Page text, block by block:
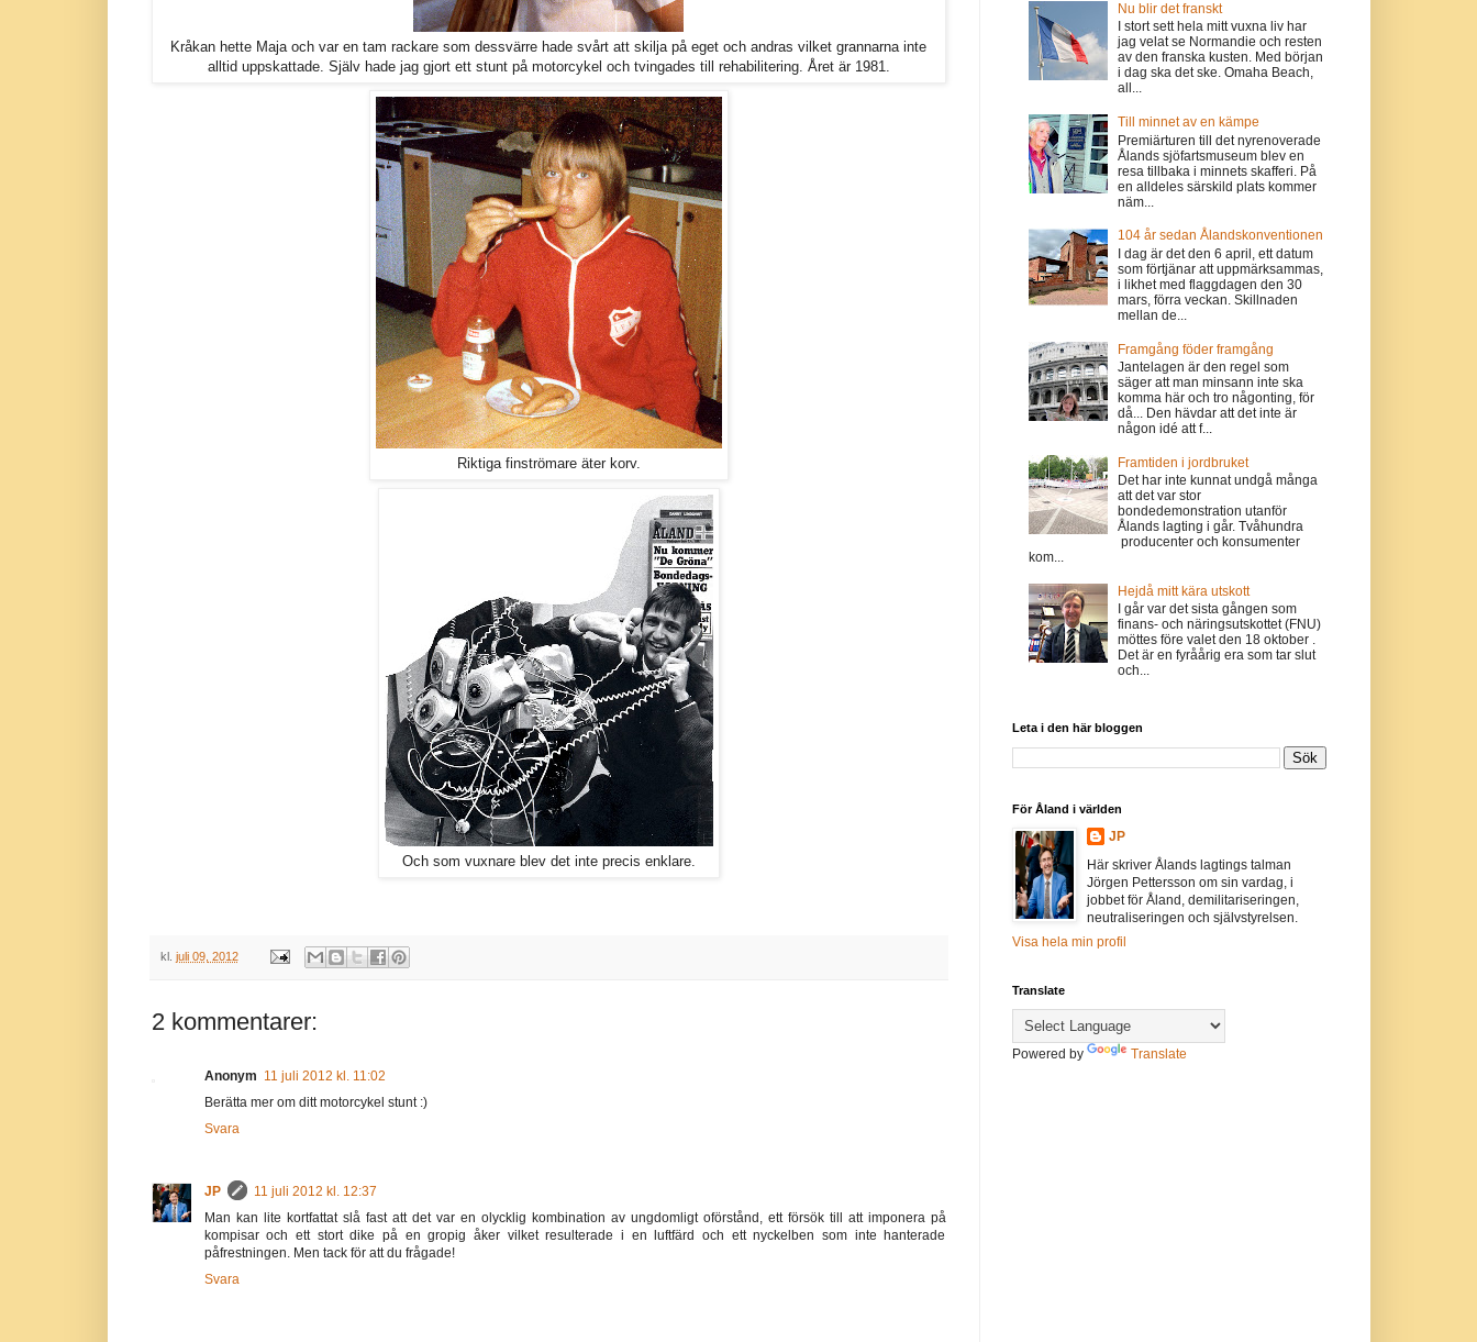
Kråkan hette Maja och var en tam rackare som dessvärre hade svårt att skilja på eget och andras vilket grannarna inte
alltid uppskattade. Själv hade jag gjort ett stunt på motorcykel och tvingades till rehabilitering. Året är 1981.
Riktiga finströmare äter korv.
Och som vuxnare blev det inte precis enklare.
kl. juli 09, 2012
2 kommentarer:
Anonym 11 juli 2012 kl. 11:02
Berätta mer om ditt motorcykel stunt :)
Svara
JP
11 juli 2012 kl. 12:37
Man kan lite kortfattat slå fast att det var en olycklig kombination av ungdomligt oförstånd, ett försök till att imponera på
kompisar och ett stort dike på en gropig åker vilket resulterade i en luftfärd och ett nyckelben som inte hanterade
påfrestningen. Men tack för att du frågade!
Svara
Nu blir det franskt
I stort sett hela mitt vuxna liv har
jag velat se Normandie och resten
av den franska kusten. Med början
i dag ska det ske. Omaha Beach,
all...
Till minnet av en kämpe
Premiärturen till det nyrenoverade
Ålands sjöfartsmuseum blev en
resa tillbaka i minnets skafferi. På
en alldeles särskild plats kommer
näm...
104 år sedan Ålandskonventionen
I dag är det den 6 april, ett datum
som förtjänar att uppmärksammas,
i likhet med flaggdagen den 30
mars, förra veckan. Skillnaden
mellan de...
Framgång föder framgång
Jantelagen är den regel som
säger att man minsann inte ska
komma här och tro någonting, för
då... Den hävdar att det inte är
någon idé att f...
Framtiden i jordbruket
Det har inte kunnat undgå många
att det var stor
bondedemonstration utanför
Ålands lagting i går. Tvåhundra
producenter och konsumenter
kom...
Hejdå mitt kära utskott
I går var det sista gången som
finans- och näringsutskottet (FNU)
möttes före valet den 18 oktober .
Det är en fyråårig era som tar slut
och...
Leta i den här bloggen
För Åland i världen
JP
Här skriver Ålands lagtings talman
Jörgen Pettersson om sin vardag, i
jobbet för Åland, demilitariseringen,
neutraliseringen och självstyrelsen.
Visa hela min profil
Translate
Powered by Translate